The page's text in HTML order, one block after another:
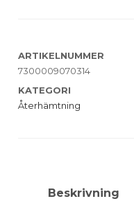
ARTIKELNUMMER
7300009070314
KATEGORI
Återhämtning
Beskrivning